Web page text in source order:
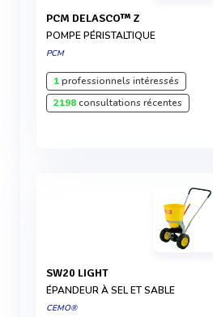
PCM DELASCO™ Z
POMPE PÉRISTALTIQUE
PCM
1professionnels intéressés
2198consultations récentes
SW20 LIGHT
ÉPANDEUR À SEL ET SABLE
CEMO®